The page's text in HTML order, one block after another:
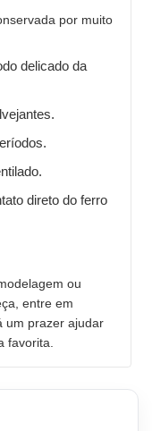
por muito
delicado da
direto do ferro
ou
entre em
um prazer ajudar
favorita.